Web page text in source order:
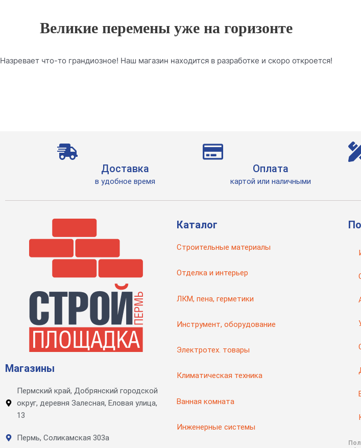
Великие перемены уже на горизонте
Назревает что-то грандиозное! Наш магазин находится в разработке и скоро откроется!
Доставка
в удобное время
Оплата
картой или наличными
Магазины
Пермский край, Добрянский городской
округ, деревня Залесная, Еловая улица,
13
Пермь, Соликамская 303а
Каталог
Строительные материалы
Отделка и интерьер
ЛКМ, пена, герметики
Инструмент, оборудование
Электротех. товары
Климатическая техника
Ванная комната
Инженерные системы